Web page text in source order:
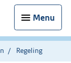
Menu
Regeling